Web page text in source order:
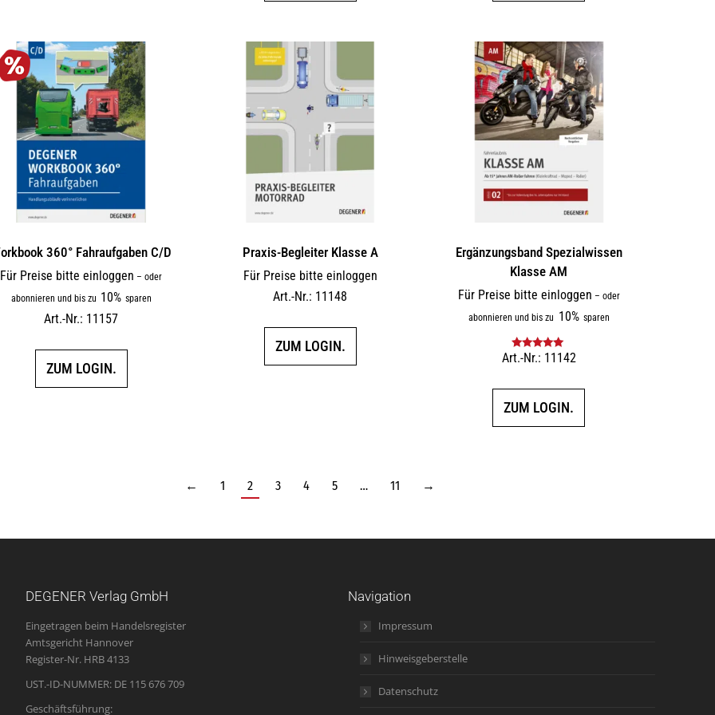
360° Fahraufgaben C/D
Für Preise bitte einloggen – oder
abonnieren und bis zu 10% sparen
Art.-Nr.: 11157
ZUM LOGIN.
Praxis-Begleiter Klasse A
Für Preise bitte einloggen
Art.-Nr.: 11148
ZUM LOGIN.
Ergänzungsband Spezialwissen
Klasse AM
Für Preise bitte einloggen – oder
abonnieren und bis zu 10% sparen
Bewertet mit
Art.-Nr.: 11142
ZUM LOGIN.
← 1 2 3 4 5 … 11 →
DEGENER Verlag GmbH
Eingetragen beim Handelsregister
Amtsgericht Hannover
Register-Nr. HRB 4133
UST.-ID-NUMMER: DE 115 676 709
Geschäftsführung:
Navigation
Impressum
Hinweisgeberstelle
Datenschutz